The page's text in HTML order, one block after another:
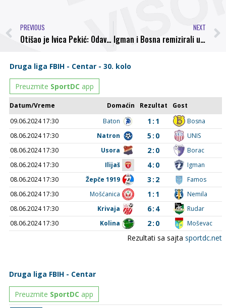
PREVIOUS
Otišao je Ivica Pekić: Odavno ovo više nije njegovo vrijeme
NEXT
Igman i Bosna remizirali u prijateljskoj utakmici